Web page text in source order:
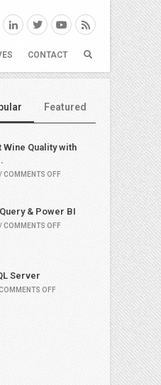
CONTACT
Featured
Quality with
COMMENTS OFF
& Power BI
COMMENTS OFF
Server
OFF